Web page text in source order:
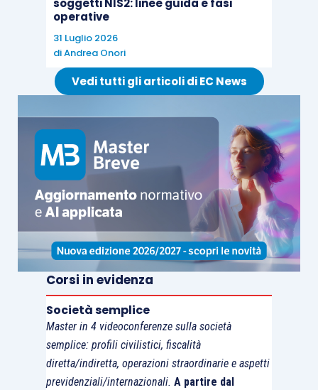
all’Unione europea, allo Spazio economico
scambio di informazioni, purché alle
condizionipreviste per i trasferimenti di quote e
azioni disoggetti residenti.
Da ultimo, sotto il profilo dell’efficacia, occorre
evidenziare che la nuova formulazione
dell’articolo 3, comma 4- , D.Lgs. 346/1990, è
già entrata in vigore lo scorso 3.10.2024, ma
troveràapplicazione alle operazioni di
passaggio
generazionale dell’impresache saranno
realizzatedopo l’1.1.2025.
soggetti NIS2: linee guida e fasi
operative
31 Luglio 2026
diAndrea Onori
Vedi tutti gli articoli di EC News
Corsi in evidenza
Società semplice
Master in 4 videoconferenze sulla società
semplice: profili civilistici, fiscalità
diretta/indiretta, operazioni straordinarie e aspetti
previdenziali/internazionali. A partire dal